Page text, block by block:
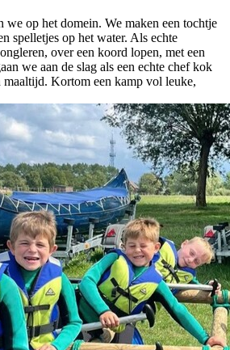
we op het domein. We maken een tochtje
spelletjes op het water. Als echte
over een koord lopen, met een
we aan de slag als een echte chef kok
maaltijd. Kortom een kamp vol leuke,